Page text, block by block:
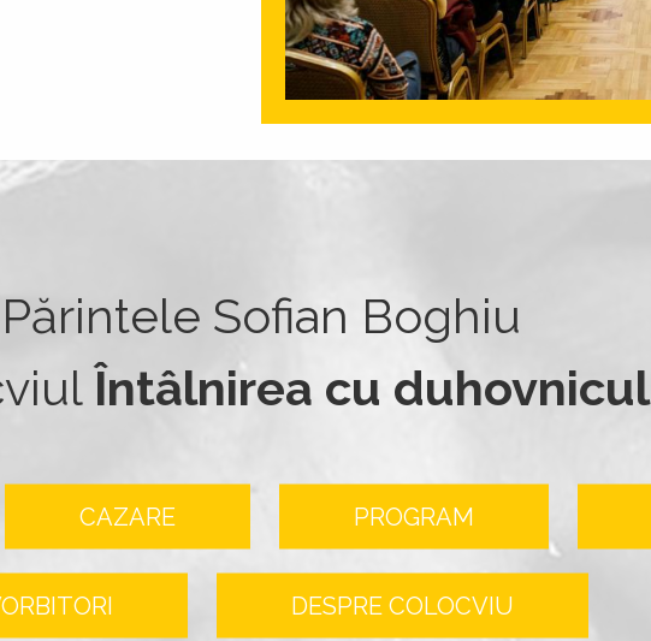
Părintele Sofian Boghiu
Întâlnirea cu duhovnicul
CAZARE PROGRAM
DESPRE COLOCVIU